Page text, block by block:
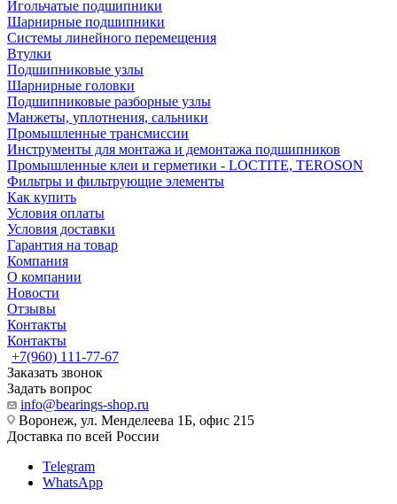
Игольчатые подшипники
Шарнирные подшипники
Системы линейного перемещения
Втулки
Подшипниковые узлы
Шарнирные головки
Подшипниковые разборные узлы
Манжеты, уплотнения, сальники
Промышленные трансмиссии
Инструменты для монтажа и демонтажа подшипников
Промышленные клеи и герметики - LOCTITE, TEROSON
Фильтры и фильтрующие элементы
Как купить
Условия оплаты
Условия доставки
Гарантия на товар
Компания
О компании
Новости
Отзывы
Контакты
Контакты
+7(960) 111-77-67
Заказать звонок
Задать вопрос
info@bearings-shop.ru
Воронеж, ул. Менделеева 1Б, офис 215
Доставка по всей России
Telegram
WhatsApp